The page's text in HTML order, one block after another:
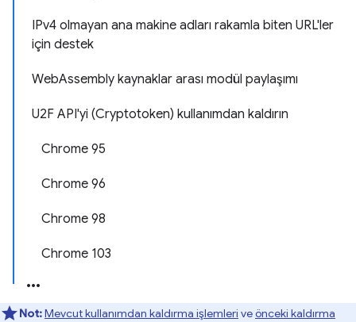
IPv4 olmayan ana makine adları rakamla biten URL'ler
için destek
WebAssembly kaynaklar arası modül paylaşımı
U2F API'yi (Cryptotoken) kullanımdan kaldırın
Chrome 95
Chrome 96
Chrome 98
Chrome 103
Not:Mevcut kullanımdan kaldırma işlemleri veönceki kaldırma